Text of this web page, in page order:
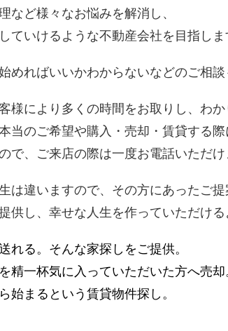
など様々なお悩みを解消し、
ていけるような不動産会社を目指しま
めればいいかわからないなどのご相談
様により多くの時間をお取りし、わ
当のご希望や購入・売却・賃貸する
で、ご来店の際は一度お電話いただけ
は違いますので、その方にあったご提
供し、幸せな人生を作っていただける
れる。そんな家探しをご提供。
精一杯気に入っていただいた方へ売却
始まるという賃貸物件探し。